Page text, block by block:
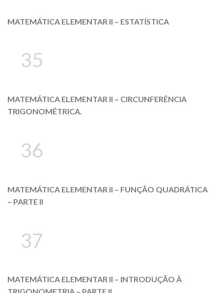
MATEMÁTICA ELEMENTAR II – ESTATÍSTICA
35
MATEMÁTICA ELEMENTAR II – CIRCUNFERÊNCIA
TRIGONOMÉTRICA.
36
MATEMÁTICA ELEMENTAR II – FUNÇÃO QUADRÁTICA
– PARTE II
37
MATEMÁTICA ELEMENTAR II – INTRODUÇÃO À